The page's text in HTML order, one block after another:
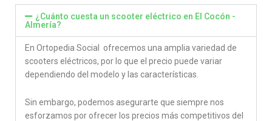
¿Cuánto cuesta un scooter eléctrico en El Cocón -
Almería?
En Ortopedia Social ofrecemos una amplia variedad de
scooters eléctricos, por lo que el precio puede variar
dependiendo del modelo y las características.
Sin embargo, podemos asegurarte que siempre nos
esforzamos por ofrecer los precios más competitivos del